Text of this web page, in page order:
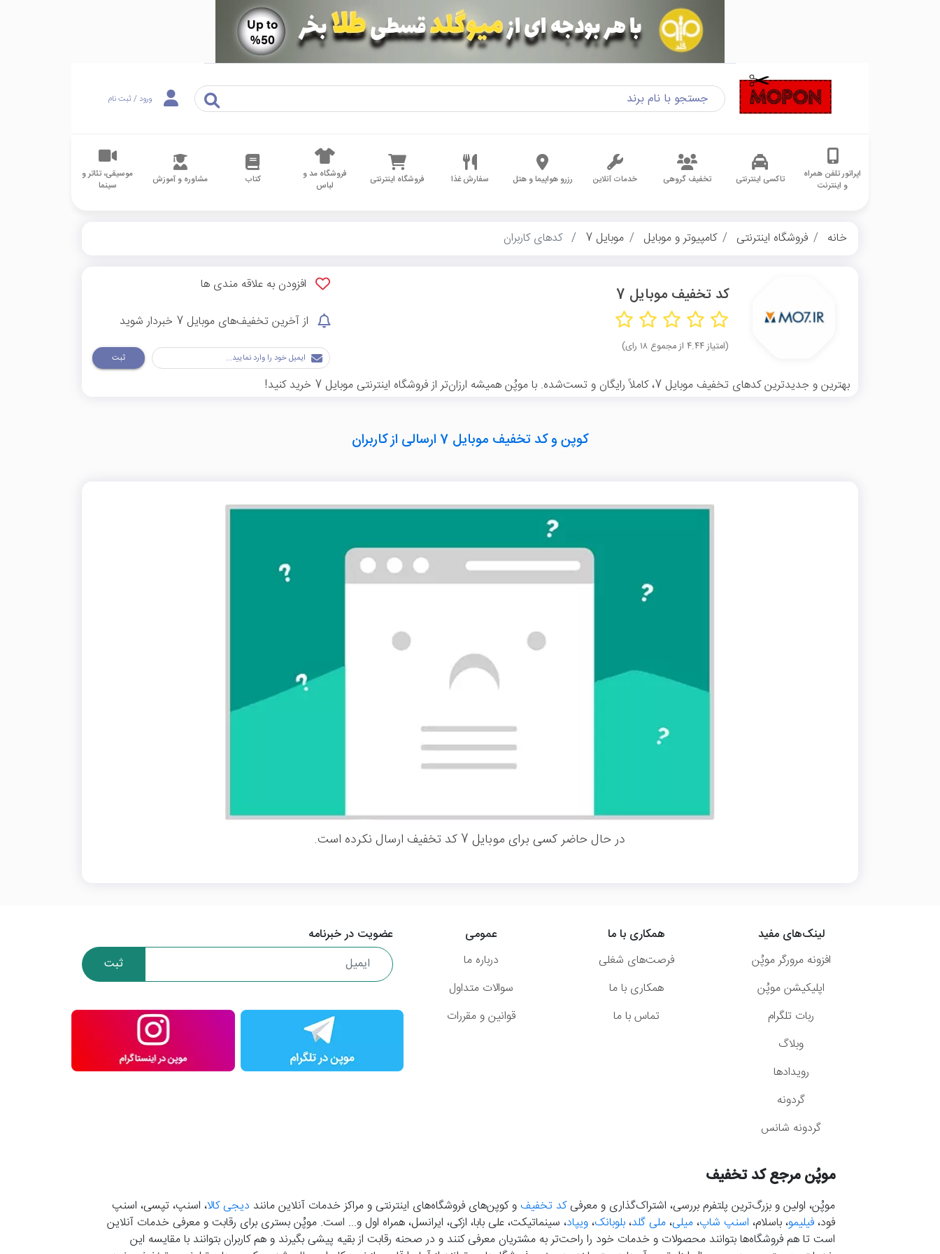
ورود / ثبت نام
اپراتور تلفن همراه
و اینترنت
تاکسی اینترنتی تخفیف گروهی خدمات آنلاین رزرو هواپیما و هتل سفارش غذا فروشگاه اینترنتی
فروشگاه مد و
لباس
کتاب مشاوره و آموزش
موسیقی، تئاتر و
سینما
خانه فروشگاه اینترنتی کامپیوتر و موبایل موبایل 7 کدهای کاربران
کد تخفیف موبایل 7
(امتیاز ۴.۴۴ از مجموع ۱۸ رای)
افزودن به علاقه مندی ها
از آخرین تخفیف‌های موبایل 7 خبردار شوید
ثبت
بهترین و جدیدترین کدهای تخفیف موبایل 7، کاملاً رایگان و تست‌شده. با موپُن همیشه ارزان‌تر از فروشگاه اینترنتی موبایل 7 خرید کنید!
کوپن و کد تخفیف موبایل 7 ارسالی از کاربران
در حال حاضر کسی برای موبایل 7 کد تخفیف ارسال نکرده است.
عضویت در خبرنامه
ثبت
لینک‌های مفید
افزونه مرورگر موپُن
اپلیکیشن موپُن
ربات تلگرام
وبلاگ
رویدادها
گردونه
گردونه شانس
همکاری با ما
فرصت‌های شغلی
همکاری با ما
تماس با ما
عمومی
درباره ما
سوالات متداول
قوانین و مقررات
موپُن مرجع کد تخفیف
موپُن، اولین و بزرگ‌ترین پلتفرم بررسی، اشتراک‌گذاری و معرفیکد تخفیفو کوپن‌های فروشگاه‌های اینترنتی و مراکز خدمات آنلاین مانند دیجی کالا، اسنپ، تپسی، اسنپ
فود، فیلیمو، باسلام، اسنپ شاپ، میلی، ملی گلد، بلوبانک، ویپاد، سینماتیکت، علی بابا، ازکی، ایرانسل، همراه اول و... است. موپُن بستری برای رقابت و معرفی خدمات آنلاین
است تا هم فروشگاه‌ها بتوانند محصولات و خدمات خود را راحت‌تر به مشتریان معرفی کنند و در صحنه رقابت از بقیه پیشی بگیرند و هم کاربران بتوانند با مقایسه این